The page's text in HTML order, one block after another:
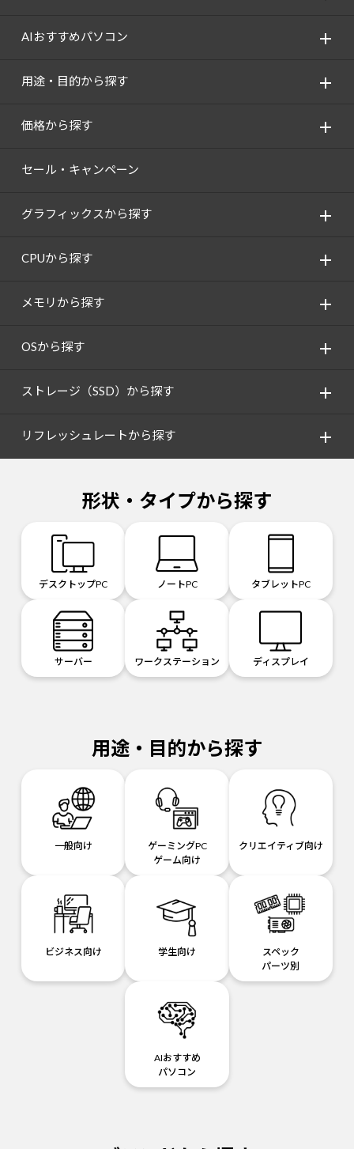
AIおすすめパソコン
用途・目的から探す
価格から探す
セール・キャンペーン
グラフィックスから探す
CPUから探す
メモリから探す
OSから探す
ストレージ（SSD）から探す
リフレッシュレートから探す
形状・タイプから探す
デスクトップPC ノートPC タブレットPC
サーバー ワークステーション ディスプレイ
用途・目的から探す
一般向け
ゲーミングPC
ゲーム向け
クリエイティブ向け
ビジネス向け 学生向け
スペック
パーツ別
AIおすすめ
パソコン